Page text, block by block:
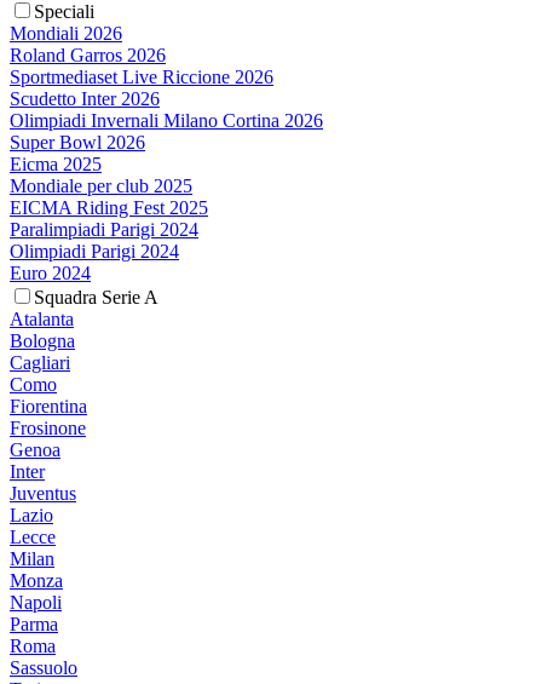
Speciali
Mondiali 2026
Roland Garros 2026
Sportmediaset Live Riccione 2026
Scudetto Inter 2026
Olimpiadi Invernali Milano Cortina 2026
Super Bowl 2026
Eicma 2025
Mondiale per club 2025
EICMA Riding Fest 2025
Paralimpiadi Parigi 2024
Olimpiadi Parigi 2024
Euro 2024
Squadra Serie A
Atalanta
Bologna
Cagliari
Como
Fiorentina
Frosinone
Genoa
Inter
Juventus
Lazio
Lecce
Milan
Monza
Napoli
Parma
Roma
Sassuolo